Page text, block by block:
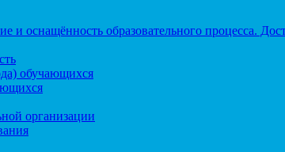
и оснащённость образовательного процесса.
обучающихся
организации